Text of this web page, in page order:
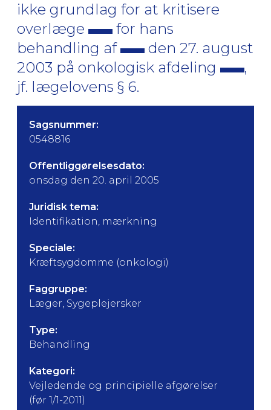
ikke grundlag for at kritisere
overlæge
for hans
behandling af
den 27. august
2003 på onkologisk afdeling
,
jf. lægelovens § 6.
Sagsnummer:
0548816
Offentliggørelsesdato:
onsdag den 20. april 2005
Juridisk tema:
Identifikation, mærkning
Speciale:
Kræftsygdomme (onkologi)
Faggruppe:
Læger, Sygeplejersker
Type:
Behandling
Kategori:
Vejledende og principielle afgørelser
(før 1/1-2011)